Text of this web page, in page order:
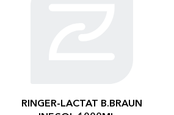
RINGER-LACTAT B.BRAUN